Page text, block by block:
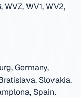
WVZ, WV1, WV2,
Germany,
Slovakia,
Spain.